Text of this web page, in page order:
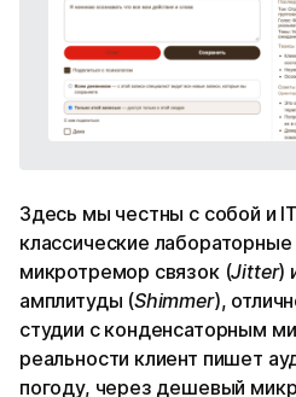
Здесь мы честны с собой и
классические
микротремор связок (Jitter)
амплитуды (Shimmer),
студии с конденсаторным
реальности клиент пишет
погоду, через дешевый